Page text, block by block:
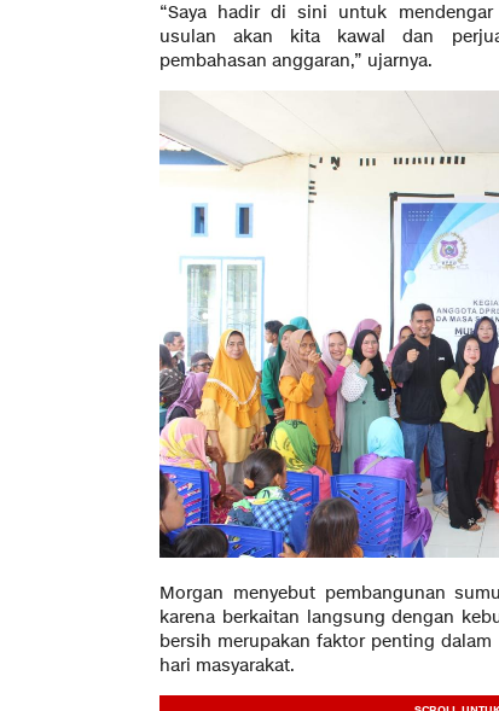
“Saya hadir di sini untuk
usulan akan kita kawal dan
pembahasan anggaran,” ujarnya.
Morgan menyebut pembangunan
karena berkaitan langsung dengan
bersih merupakan faktor penting
hari masyarakat.